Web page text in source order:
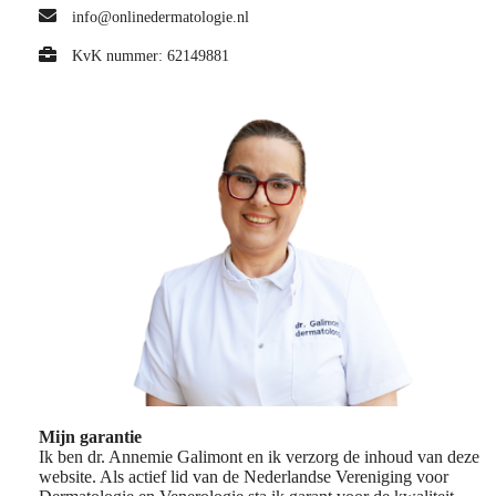
info@onlinedermatologie.nl
KvK nummer: 62149881
Mijn garantie
Ik ben dr. Annemie Galimont en ik verzorg de inhoud van deze
website. Als actief lid van de Nederlandse Vereniging voor